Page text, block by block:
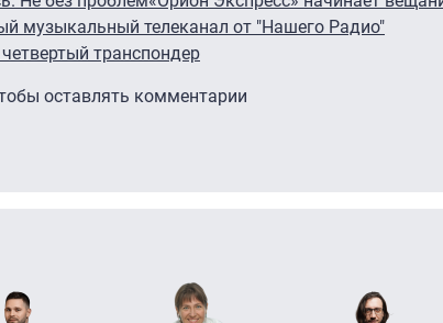
музыкальный телеканал от "Нашего Радио"
транспондер
оставлять комментарии